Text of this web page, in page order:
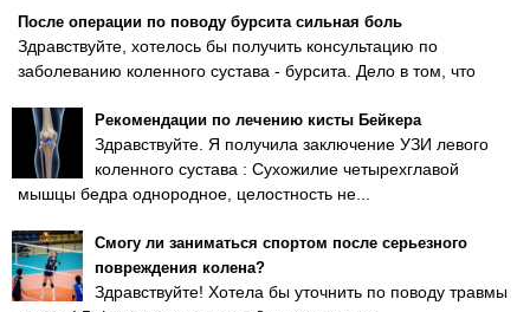
После операции по поводу бурсита сильная боль
Здравствуйте, хотелось бы получить консультацию по
заболеванию коленного сустава - бурсита. Дело в том, что
Рекомендации по лечению кисты Бейкера
Здравствуйте. Я получила заключение УЗИ левого
коленного сустава : Сухожилие четырехглавой
мышцы бедра однородное, целостность не...
Смогу ли заниматься спортом после серьезного
повреждения колена?
Здравствуйте! Хотела бы уточнить по поводу травмы